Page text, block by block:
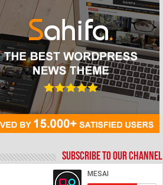
Subscribe to our Channel